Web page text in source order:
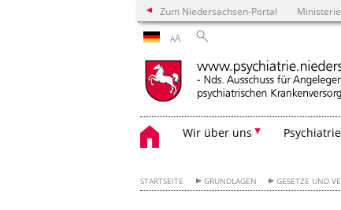
Zum Niedersachsen-Portal
AA
Wir über uns
STARTSEITE GRUNDLAGEN GESETZE UND